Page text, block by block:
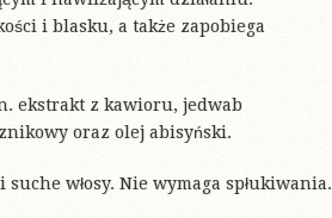
i blasku, a także zapobiega
ekstrakt z kawioru, jedwab
oraz olej abisyński.
włosy. Nie wymaga spłukiwania.